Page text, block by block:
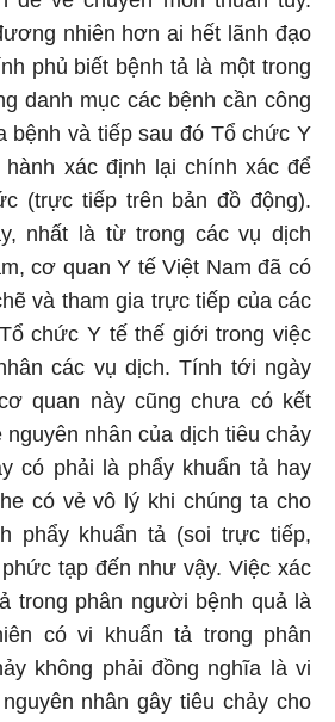
nhiên hơn ai hết lãnh đạo
phủ biết bệnh tả là một trong
danh mục các bệnh cần công
bệnh và tiếp sau đó Tổ chức Y
xác định lại chính xác để
(trực tiếp trên bản đồ động).
nhất là từ trong các vụ dịch
cơ quan Y tế Việt Nam đã có
và tham gia trực tiếp của các
chức Y tế thế giới trong việc
các vụ dịch. Tính tới ngày
quan này cũng chưa có kết
nguyên nhân của dịch tiêu chảy
có phải là phẩy khuẩn tả hay
có vẻ vô lý khi chúng ta cho
phẩy khuẩn tả (soi trực tiếp,
tạp đến như vậy. Việc xác
trong phân người bệnh quả là
có vi khuẩn tả trong phân
không phải đồng nghĩa là vi
nhân gây tiêu chảy cho